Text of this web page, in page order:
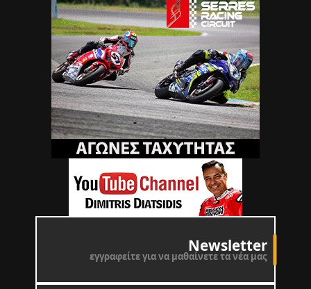
Newsletter
εγγραφείτε για να μαθαίνετε τα νέα μας